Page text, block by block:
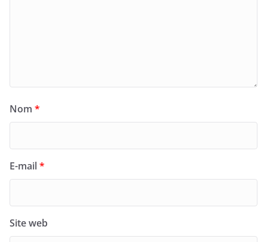
Nom *
E-mail*
Site web